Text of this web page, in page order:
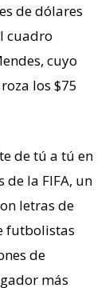
de dólares
cuadro
cuyo
los $75
de tú a tú en
de la FIFA, un
letras de
futbolistas
de
más